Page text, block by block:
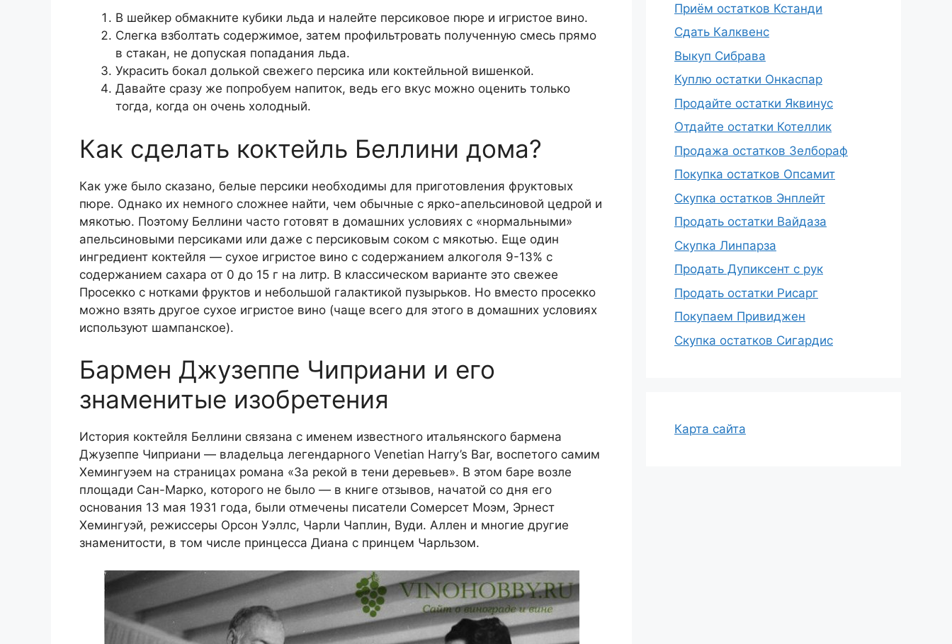
В шейкер обмакните кубики льда и налейте персиковое пюре и игристое вино.
Слегка взболтать содержимое, затем профильтровать полученную смесь прямо
в стакан, не допуская попадания льда.
Украсить бокал долькой свежего персика или коктейльной вишенкой.
Давайте сразу же попробуем напиток, ведь его вкус можно оценить только
тогда, когда он очень холодный.
Как сделать коктейль Беллини дома?
Как уже было сказано, белые персики необходимы для приготовления фруктовых
пюре. Однако их немного сложнее найти, чем обычные с ярко-апельсиновой цедрой и
мякотью. Поэтому Беллини часто готовят в домашних условиях с «нормальными»
апельсиновыми персиками или даже с персиковым соком с мякотью. Еще один
ингредиент коктейля — сухое игристое вино с содержанием алкоголя 9-13% с
содержанием сахара от 0 до 15 г на литр. В классическом варианте это свежее
Просекко с нотками фруктов и небольшой галактикой пузырьков. Но вместо просекко
можно взять другое сухое игристое вино (чаще всего для этого в домашних условиях
используют шампанское).
Бармен Джузеппе Чиприани и его
знаменитые изобретения
История коктейля Беллини связана с именем известного итальянского бармена
Джузеппе Чиприани — владельца легендарного Venetian Harry’s Bar, воспетого самим
Хемингуэем на страницах романа «За рекой в ​​тени деревьев». В этом баре возле
площади Сан-Марко, которого не было — в книге отзывов, начатой ​​со дня его
основания 13 мая 1931 года, были отмечены писатели Сомерсет Моэм, Эрнест
Хемингуэй, режиссеры Орсон Уэллс, Чарли Чаплин, Вуди. Аллен и многие другие
знаменитости, в том числе принцесса Диана с принцем Чарльзом.
Приём остатков Кстанди
Сдать Калквенс
Выкуп Сибрава
Куплю остатки Онкаспар
Продайте остатки Яквинус
Отдайте остатки Котеллик
Продажа остатков Зелбораф
Покупка остатков Опсамит
Скупка остатков Энплейт
Продать остатки Вайдаза
Скупка Линпарза
Продать Дупиксент с рук
Продать остатки Рисарг
Покупаем Привиджен
Скупка остатков Сигардис
Карта сайта